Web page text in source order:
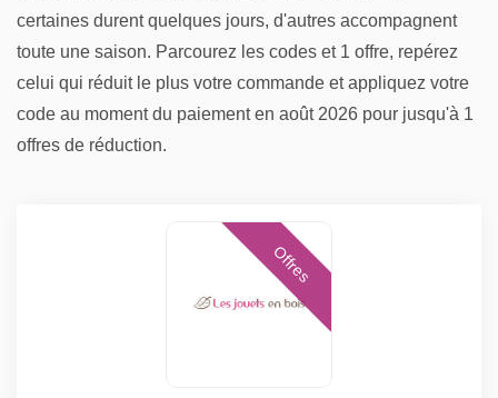
certaines durent quelques jours, d'autres accompagnent
toute une saison. Parcourez les codes et 1 offre, repérez
celui qui réduit le plus votre commande et appliquez votre
code au moment du paiement en août 2026 pour jusqu'à 1
offres de réduction.
Offres